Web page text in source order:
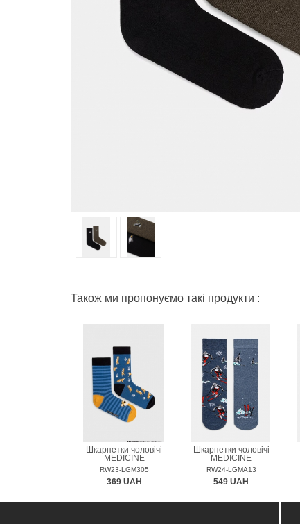
Також ми пропонуємо такі продукти :
Шкарпетки чоловічі
MEDICINE
RW23-LGM305
369 UAH
Шкарпетки чоловічі
MEDICINE
RW24-LGMA13
549 UAH